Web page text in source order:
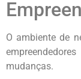
O ambiente de
mudanças.